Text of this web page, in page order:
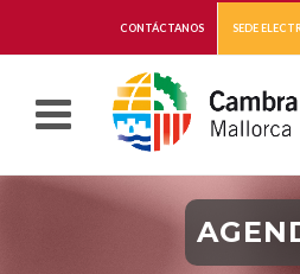
CONTÁCTANOS SEDE